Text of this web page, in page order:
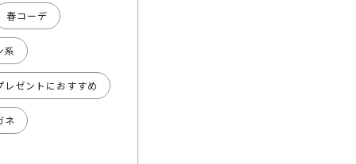
春コーデ
系
レゼントにおすすめ
ネ